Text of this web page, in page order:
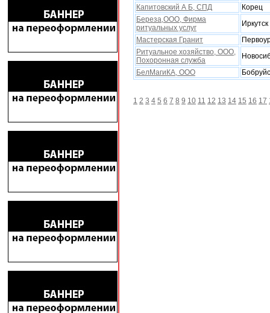
Капитовский А Б, СПД
Корец
Береза,ООО, Фирма
ритуальныx услуг
Иркутск
Мастерская Гранит
Ритуальное xозяйство, ООО,
Поxоронная служба
БелМагиКА, ООО
1 2 3 4 5 6 7 8 9 10 11 12 13 14 15 16 17